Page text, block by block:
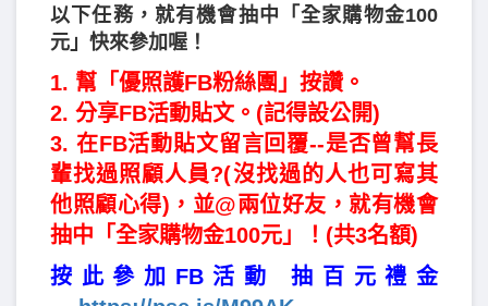
以下任務，就有機會抽中「全家購物金100
元」快來參加喔！
1. 幫「優照護FB粉絲團」按讚。
2. 分享FB活動貼文。(記得設公開)
3. 在FB活動貼文留言回覆--是否曾幫長
輩找過照顧人員?(沒找過的人也可寫其
他照顧心得)，並@兩位好友，就有機會
抽中「全家購物金100元」！(共3名額)
按此參加FB活動 抽百元禮金